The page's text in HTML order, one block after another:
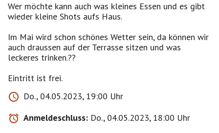
Wer möchte kann auch was kleines Essen und es gibt
wieder kleine Shots aufs Haus.
Im Mai wird schon schönes Wetter sein, da können wir
auch draussen auf der Terrasse sitzen und was
leckeres trinken.??
Do., 04.05.2023, 19:00 Uhr
Anmeldeschluss: Do., 04.05.2023, 18:00 Uhr